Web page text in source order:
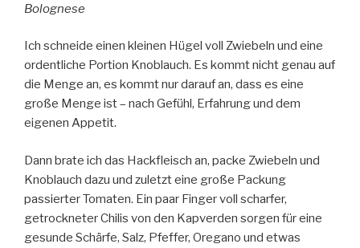
Bolognese
Ich schneide einen kleinen Hügel voll Zwiebeln und eine
ordentliche Portion Knoblauch. Es kommt nicht genau auf
die Menge an, es kommt nur darauf an, dass es eine
große Menge ist – nach Gefühl, Erfahrung und dem
eigenen Appetit.
Dann brate ich das Hackfleisch an, packe Zwiebeln und
Knoblauch dazu und zuletzt eine große Packung
passierter Tomaten. Ein paar Finger voll scharfer,
getrockneter Chilis von den Kapverden sorgen für eine
gesunde Schärfe, Salz, Pfeffer, Oregano und etwas